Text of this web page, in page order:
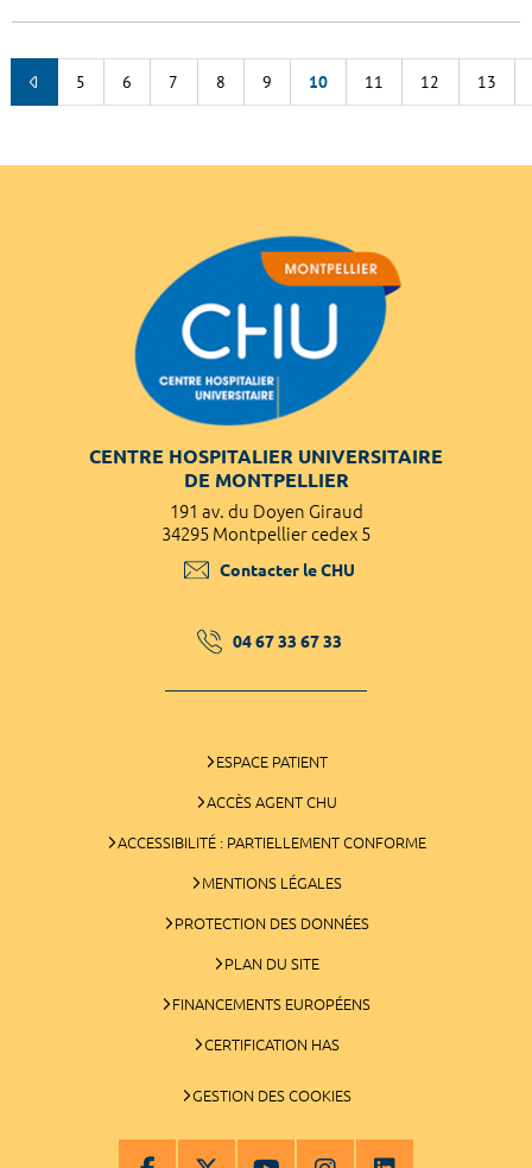
5 6 7 8 9 10 11 12 13
CENTRE HOSPITALIER UNIVERSITAIRE
DE MONTPELLIER
191 av. du Doyen Giraud
34295 Montpellier cedex 5
Contacter le CHU
04 67 33 67 33
ESPACE PATIENT
ACCÈS AGENT CHU
ACCESSIBILITÉ : PARTIELLEMENT CONFORME
MENTIONS LÉGALES
PROTECTION DES DONNÉES
PLAN DU SITE
FINANCEMENTS EUROPÉENS
CERTIFICATION HAS
GESTION DES COOKIES